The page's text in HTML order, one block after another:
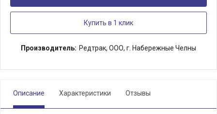
Купить в 1 клик
Производитель: Редтрак, ООО, г. Набережные Челны
Описание Характеристики Отзывы